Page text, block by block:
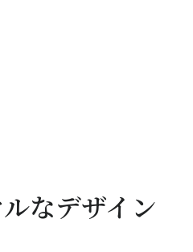
なデザイン